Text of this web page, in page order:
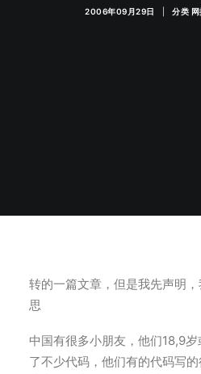
2006年09月29日 分类
转的一篇文章，但是我先声明
思
中国有很多小朋友，他们18,9
了不少代码，他们有的代码写